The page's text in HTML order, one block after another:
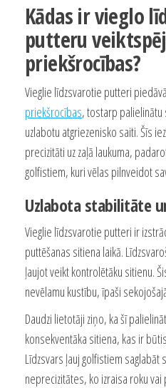
Kādas ir vieglo
putteru
priekšrocības?
Vieglie līdzsvarotie putteri
priekšrocības, tostarp
uzlabotu atgriezenisko saiti. Šīs
precizitāti uz zaļā laukuma,
golfistiem, kuri vēlas pilnveidot
Uzlabota stabilitāte
Vieglie līdzsvarotie putteri ir
puttēšanas sitiena laikā.
ļaujot veikt kontrolētāku sitienu.
nevēlamu kustību, īpaši
Daudzi lietotāji ziņo, ka šī
konsekventāka sitiena, kas ir
Līdzsvars ļauj golfistiem saglabāt
neprecizitātes, ko izraisa roku